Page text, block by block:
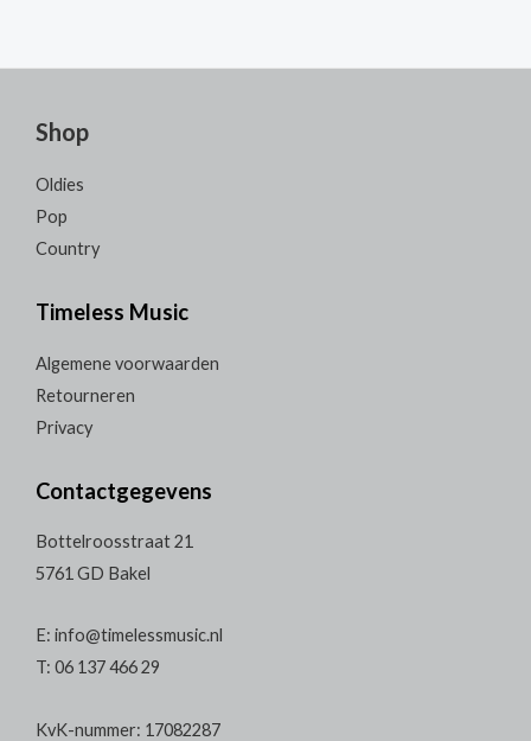
Shop
Oldies
Pop
Country
Timeless Music
Algemene voorwaarden
Retourneren
Privacy
Contactgegevens
Bottelroosstraat 21
5761 GD Bakel
E: info@timelessmusic.nl
T: 06 137 466 29
KvK-nummer: 17082287